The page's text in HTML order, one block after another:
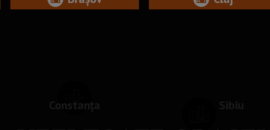
Constanța